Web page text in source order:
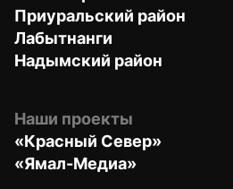
Приуральский район
Лабытнанги
Надымский район
Наши проекты
«Красный Север»
«Ямал-Медиа»